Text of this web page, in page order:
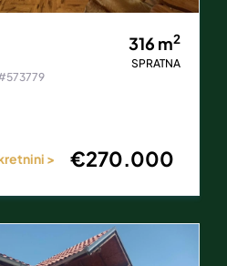
316 m2
SPRATNA
> €270.000